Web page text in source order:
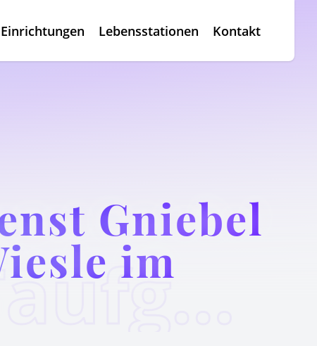
Einrichtungen Lebensstationen Kontakt
Gemeinsamer Taufgottesdienst Gniebel + Rübgarten auf dem Wiesle im Auchtert(spät)
Gniebel
im